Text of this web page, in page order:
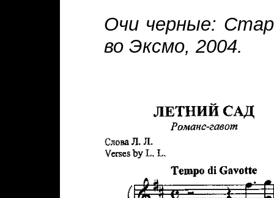
Очи черные:
во Эксмо, 2004.